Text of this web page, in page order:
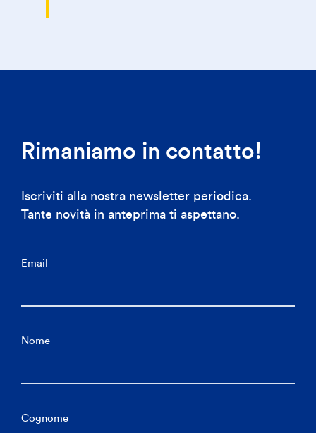
Rimaniamo in contatto!
Iscriviti alla nostra newsletter periodica.
Tante novità in anteprima ti aspettano.
Email
Nome
Cognome